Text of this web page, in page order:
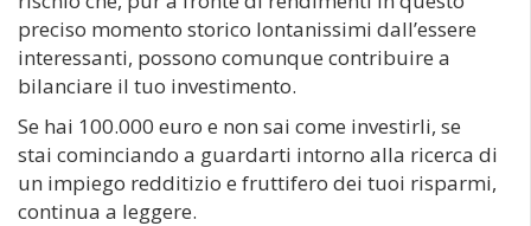
preciso momento storico lontanissimi dall’essere
interessanti, possono comunque contribuire a
bilanciare il tuo investimento.
Se hai 100.000 euro e non sai come investirli, se
stai cominciando a guardarti intorno alla ricerca di
un impiego redditizio e fruttifero dei tuoi risparmi,
continua a leggere.